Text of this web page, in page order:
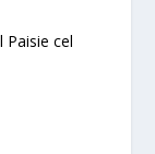
Paisie cel